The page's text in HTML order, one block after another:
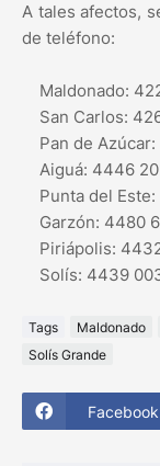
A tales afectos,
de teléfono:
Maldonado:
San Carlos:
Pan de
Aiguá: 4446
Punta del Este:
Garzón: 4480
Piriápolis:
Solís: 4439
Tags Maldonado
Solís Grande
Facebook